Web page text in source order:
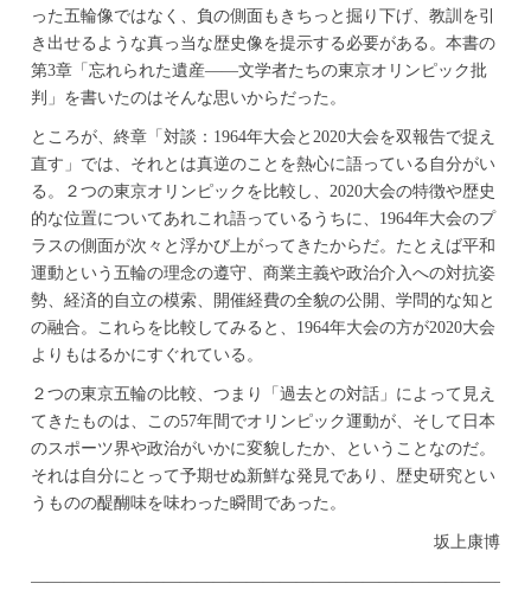
った五輪像ではなく、負の側面もきちっと掘り下げ、教訓を引
き出せるような真っ当な歴史像を提示する必要がある。本書の
第3章「忘れられた遺産――文学者たちの東京オリンピック批
判」を書いたのはそんな思いからだった。
ところが、終章「対談：1964年大会と2020大会を双報告で捉え
直す」では、それとは真逆のことを熱心に語っている自分がい
る。２つの東京オリンピックを比較し、2020大会の特徴や歴史
的な位置についてあれこれ語っているうちに、1964年大会のプ
ラスの側面が次々と浮かび上がってきたからだ。たとえば平和
運動という五輪の理念の遵守、商業主義や政治介入への対抗姿
勢、経済的自立の模索、開催経費の全貌の公開、学問的な知と
の融合。これらを比較してみると、1964年大会の方が2020大会
よりもはるかにすぐれている。
２つの東京五輪の比較、つまり「過去との対話」によって見え
てきたものは、この57年間でオリンピック運動が、そして日本
のスポーツ界や政治がいかに変貌したか、ということなのだ。
それは自分にとって予期せぬ新鮮な発見であり、歴史研究とい
うものの醍醐味を味わった瞬間であった。
坂上康博